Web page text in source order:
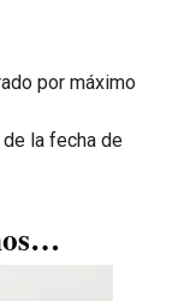
por máximo
la fecha de